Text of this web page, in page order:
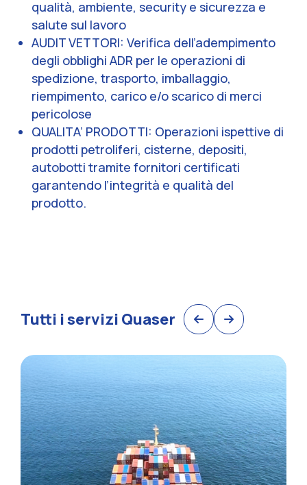
qualità, ambiente, security e sicurezza e
salute sul lavoro
AUDIT VETTORI: Verifica dell’adempimento
degli obblighi ADR per le operazioni di
spedizione, trasporto, imballaggio,
riempimento, carico e/o scarico di merci
pericolose
QUALITA’ PRODOTTI: Operazioni ispettive di
prodotti petroliferi, cisterne, depositi,
autobotti tramite fornitori certificati
garantendo l’integrità e qualità del
prodotto.
Tutti i servizi Quaser